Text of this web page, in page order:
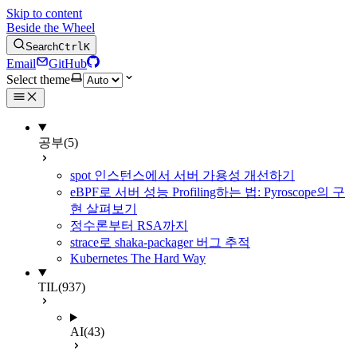
Skip to content
Beside the Wheel
SearchCtrlK
Email
GitHub
Select theme
공부(5)
spot 인스턴스에서 서버 가용성 개선하기
eBPF로 서버 성능 Profiling하는 법: Pyroscope의 구
현 살펴보기
정수론부터 RSA까지
strace로 shaka-packager 버그 추적
Kubernetes The Hard Way
TIL(937)
AI(43)